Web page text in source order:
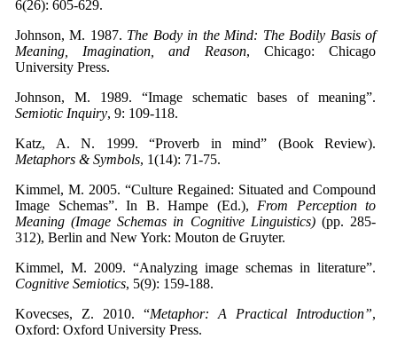
6(26): 605-629.
Johnson, M. 1987. The Body in the Mind: The Bodily Basis of
Meaning, Imagination, and Reason, Chicago: Chicago
University Press.
Johnson, M. 1989. “Image schematic bases of meaning”.
Semiotic Inquiry, 9: 109-118.
Katz, A. N. 1999. “Proverb in mind” (Book Review).
Metaphors & Symbols, 1(14): 71-75.
Kimmel, M. 2005. “Culture Regained: Situated and Compound
Image Schemas”. In B. Hampe (Ed.), From Perception to
Meaning(Image Schemas in Cognitive Linguistics)(pp. 285-
312), Berlin and New York: Mouton de Gruyter.
Kimmel, M. 2009. “Analyzing image schemas in literature”.
Cognitive Semiotics, 5(9): 159-188.
Kovecses, Z. 2010. “Metaphor: A Practical Introduction”,
Oxford: Oxford University Press.